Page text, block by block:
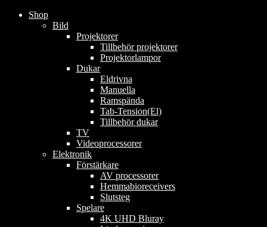
Shop
Bild
Projektorer
Tillbehör projektorer
Projektorlampor
Dukar
Eldrivna
Manuella
Ramspända
Tab-Tension(El)
Tillbehör dukar
TV
Videoprocessorer
Elektronik
Förstärkare
AV processorer
Hemmabioreceivers
Slutsteg
Spelare
4K UHD Bluray